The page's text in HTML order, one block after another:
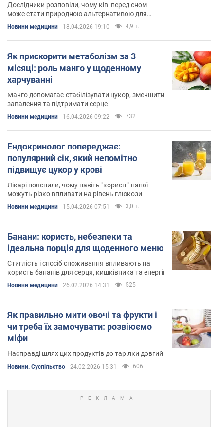
Дослідники розповіли, чому ківі перед сном
може стати природною альтернативою для
Новини медицини 18.04.2026 19:10 4,9 т.
Як прискорити метаболізм за 3
місяці: роль манго у щоденному
харчуванні
Манго допомагає стабілізувати цукор, зменшити
запалення та підтримати серце
Новини медицини 16.04.2026 09:22 732
Ендокринолог попереджає:
популярний сік, який непомітно
підвищує цукор у крові
Лікарі пояснили, чому навіть "корисні" напої
можуть різко впливати на рівень глюкози
Новини медицини 15.04.2026 07:51 3,0 т.
Банани: користь, небезпеки та
ідеальна порція для щоденного меню
Стиглість і спосіб споживання впливають на
користь бананів для серця, кишківника та енергії
Новини медицини 26.02.2026 14:31 525
Як правильно мити овочі та фрукти і
чи треба їх замочувати: розвіюємо
міфи
Насправді шлях цих продуктів до тарілки довгий
Новини. Суспільство 24.02.2026 15:31 606